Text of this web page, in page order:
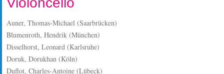
Auner, Thomas-Michael (Saarbrücken)
Blumenroth, Hendrik (München)
Disselhorst, Leonard (Karlsruhe)
Doruk, Dorukhan (Köln)
Duflot, Charles-Antoine (Lübeck)